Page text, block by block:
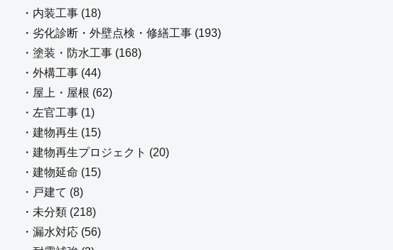
・内装工事 (18)
・劣化診断・外壁点検・修繕工事 (193)
・塗装・防水工事 (168)
・外構工事 (44)
・屋上・屋根 (62)
・左官工事 (1)
・建物再生 (15)
・建物再生プロジェクト (20)
・建物延命 (15)
・戸建て (8)
・未分類 (218)
・漏水対応 (56)